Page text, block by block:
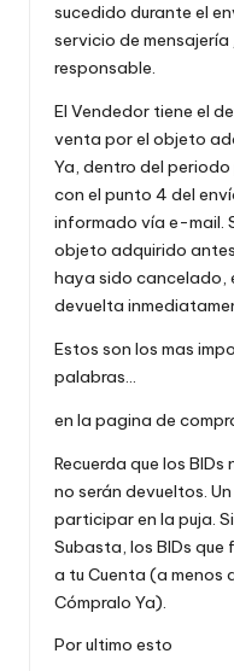
sucedido durante el
servicio de
responsable.
El Vendedor tiene el
venta por el objeto
Ya, dentro del
con el punto 4 del
informado vía e-mail.
objeto adquirido
haya sido cancelado,
devuelta
Estos son los mas
palabras…
en la pagina de
Recuerda que los
no serán devueltos.
participar en la puja.
Subasta, los BIDs
a tu Cuenta (a menos
Cómpralo Ya).
Por ultimo esto